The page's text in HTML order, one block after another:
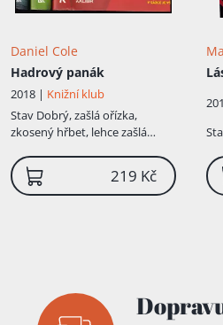
Daniel Cole
Hadrový panák
2018 | Knižní klub
Stav Dobrý, zašlá ořízka,
zkosený hřbet, lehce zašlá
219 Kč